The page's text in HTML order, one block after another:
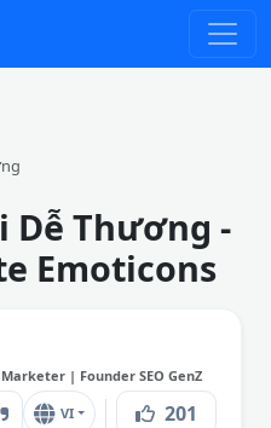
Dễ Thương -
Emoticons
| Founder SEO GenZ
VI 201